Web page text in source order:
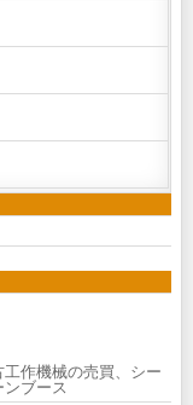
作機械の売買、シー
ブース